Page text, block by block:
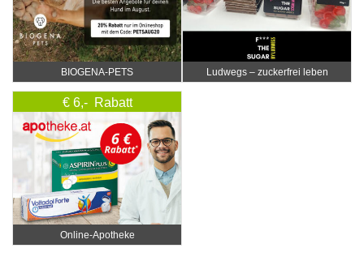
BIOGENA-PETS Ludwegs – zuckerfrei leben
€ 6,- Rabatt
Online‑Apotheke